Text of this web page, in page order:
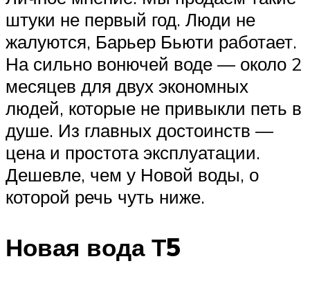
штуки не первый год. Люди не
жалуются, Барьер Бьюти работает.
На сильно вонючей воде — около 2
месяцев для двух экономных
людей, которые не привыкли петь в
душе. Из главных достоинств —
цена и простота эксплуатации.
Дешевле, чем у Новой воды, о
которой речь чуть ниже.
Новая вода Т5